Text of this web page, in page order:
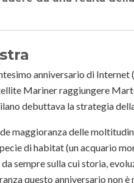
anniversario di Internet
Mariner raggiungere
debuttava la strategia
maggioranza delle
di habitat (un acquario
sempre sulla cui storia,
questo anniversario non è